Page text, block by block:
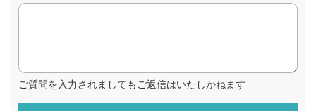
ご質問を入力されましてもご返信はいたしかねます